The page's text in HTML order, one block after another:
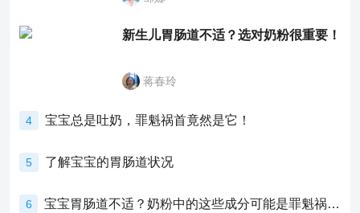
新生儿胃肠道不适？选对奶粉很重要！
蒋春玲
4 宝宝总是吐奶，罪魁祸首竟然是它！
5 了解宝宝的胃肠道状况
6 宝宝胃肠道不适？奶粉中的这些成分可能是罪魁祸首！